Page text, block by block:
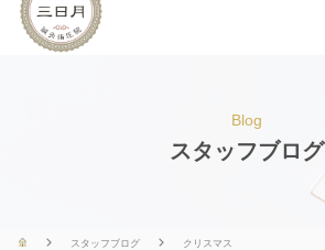
Blog
スタッフブログ
スタッフブログ クリスマス